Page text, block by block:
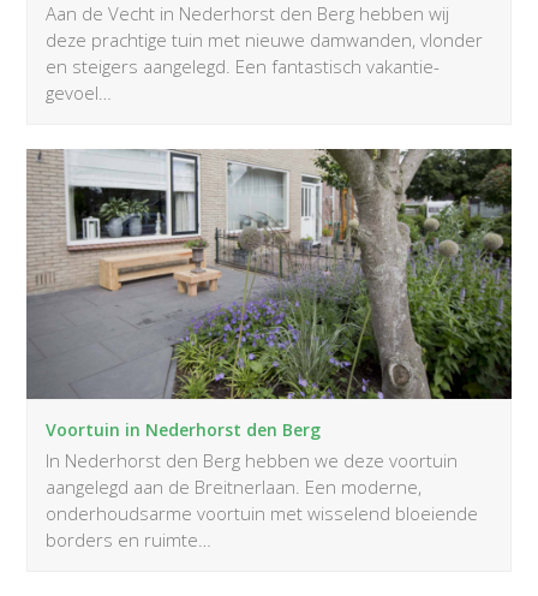
Aan de Vecht in Nederhorst den Berg hebben wij
deze prachtige tuin met nieuwe damwanden, vlonder
en steigers aangelegd. Een fantastisch vakantie-
gevoel…
Voortuin in Nederhorst den Berg
In Nederhorst den Berg hebben we deze voortuin
aangelegd aan de Breitnerlaan. Een moderne,
onderhoudsarme voortuin met wisselend bloeiende
borders en ruimte…